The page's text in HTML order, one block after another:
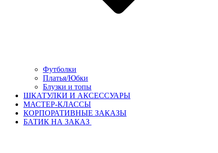
Футболки
Платья/Юбки
Блузки и топы
ШКАТУЛКИ И АКСЕССУАРЫ
МАСТЕР-КЛАССЫ
КОРПОРАТИВНЫЕ ЗАКАЗЫ
БАТИК НА ЗАКАЗ